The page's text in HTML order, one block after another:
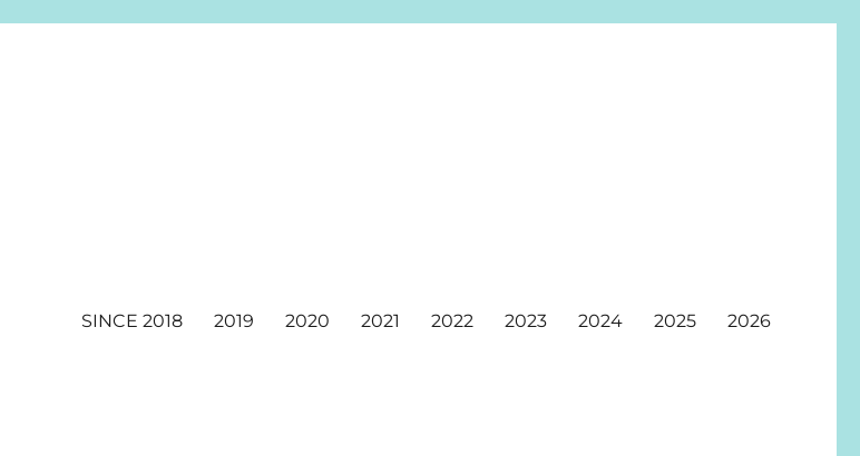
SINCE 2018 2019 2020 2021 2022 2023 2024 2025 2026